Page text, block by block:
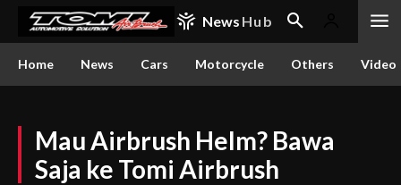
News Hub
Home News Cars Motorcycle Others Video
Mau Airbrush Helm? Bawa
Saja ke Tomi Airbrush